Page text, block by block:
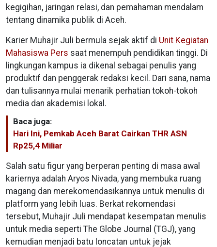
kegigihan, jaringan relasi, dan pemahaman mendalam
tentang dinamika publik di Aceh.
Karier Muhajir Juli bermula sejak aktif di Unit Kegiatan
Mahasiswa Pers saat menempuh pendidikan tinggi. Di
lingkungan kampus ia dikenal sebagai penulis yang
produktif dan penggerak redaksi kecil. Dari sana, nama
dan tulisannya mulai menarik perhatian tokoh-tokoh
media dan akademisi lokal.
Baca juga:
Hari Ini, Pemkab Aceh Barat Cairkan THR ASN
Rp25,4 Miliar
Salah satu figur yang berperan penting di masa awal
kariernya adalah Aryos Nivada, yang membuka ruang
magang dan merekomendasikannya untuk menulis di
platform yang lebih luas. Berkat rekomendasi
tersebut, Muhajir Juli mendapat kesempatan menulis
untuk media seperti The Globe Journal (TGJ), yang
kemudian menjadi batu loncatan untuk jejak